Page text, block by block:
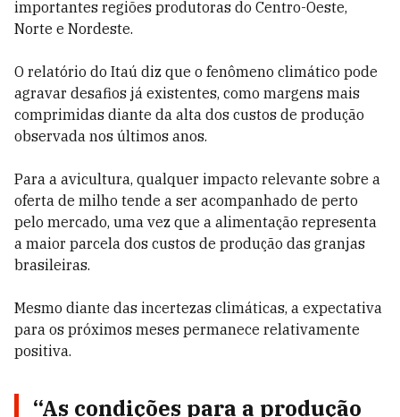
importantes regiões produtoras do Centro-Oeste,
Norte e Nordeste.
O relatório do Itaú diz que o fenômeno climático pode
agravar desafios já existentes, como margens mais
comprimidas diante da alta dos custos de produção
observada nos últimos anos.
Para a avicultura, qualquer impacto relevante sobre a
oferta de milho tende a ser acompanhado de perto
pelo mercado, uma vez que a alimentação representa
a maior parcela dos custos de produção das granjas
brasileiras.
Mesmo diante das incertezas climáticas, a expectativa
para os próximos meses permanece relativamente
positiva.
“As condições para a produção